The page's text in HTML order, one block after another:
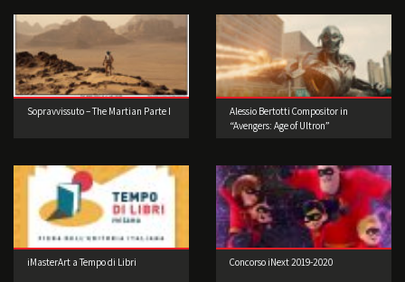
Sopravvissuto – The Martian Parte I
Alessio Bertotti Compositor in
“Avengers: Age of Ultron”
iMasterArt a Tempo di Libri Concorso iNext 2019-2020